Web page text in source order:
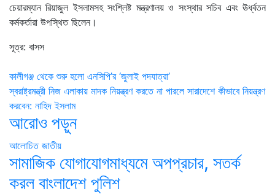
চেয়ারম্যান রিয়াজুল ইসলামসহ সংশ্লিষ্ট মন্ত্রণালয় ও সংস্থার সচিব এবং ঊর্ধ্বতন
কর্মকর্তারা উপস্থিত ছিলেন।
সূত্র: বাসস
Post
navigation
কালীগঞ্জ থেকে শুরু হলো এনসিপি’র ‘জুলাই পদযাত্রা’
স্বরাষ্ট্রমন্ত্রী নিজ এলাকায় মাদক নিয়ন্ত্রণ করতে না পারলে সারাদেশে কীভাবে নিয়ন্ত্রণ
করবেন: নাহিদ ইসলাম
আরোও পড়ুন
আলোচিত জাতীয়
সামাজিক যোগাযোগমাধ্যমে অপপ্রচার, সতর্ক
করল বাংলাদেশ পুলিশ